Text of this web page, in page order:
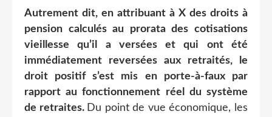
Autrement dit, en attribuant à X des droits à
pension calculés au prorata des cotisations
vieillesse qu’il a versées et qui ont été
immédiatement reversées aux retraités, le
droit positif s’est mis en porte-à-faux par
rapport au fonctionnement réel du système
de retraites. Du point de vue économique, les